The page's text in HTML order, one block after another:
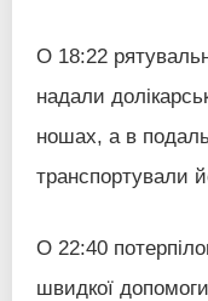
О 18:22
надали
ношах, а в
транспортували
О 22:40
швидкої